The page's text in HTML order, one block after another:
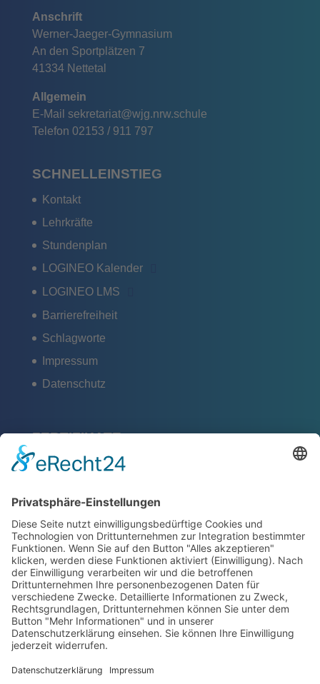
Anschrift
Werner-Jaeger-Gymnasium
An den Sportplätzen 7
41334 Nettetal
Allgemein
E-Mail sekretariat@wjg.nrw.schule
Telefon 02153 / 911 797
SCHNELLEINSTIEG
Kontakt
Lehrkräfte
Stundenplan
LOGINEO Kalender
LOGINEO LMS
Barrierefreiheit
Schlagworte
Impressum
Datenschutz
ZERTIFIKATE